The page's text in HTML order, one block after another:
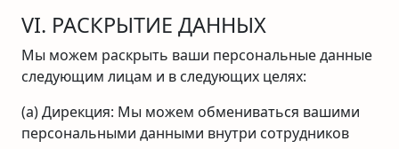
VI. РАСКРЫТИЕ ДАННЫХ
Мы можем раскрыть ваши персональные данные
следующим лицам и в следующих целях:
(a) Дирекция: Мы можем обмениваться вашими
персональными данными внутри сотрудников